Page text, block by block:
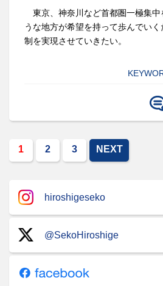
東京、神奈川など首都圏一極集中
うな地方が希望を持って歩んでい
制を実現させていきたい。
1 2 3 NEXT
hiroshigeseko
@SekoHiroshige